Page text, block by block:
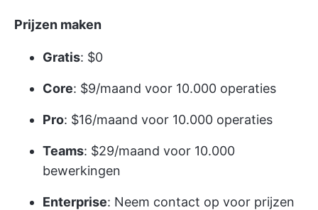
Prijzen maken
Gratis: $0
Core: $9/maand voor 10.000 operaties
Pro: $16/maand voor 10.000 operaties
Teams: $29/maand voor 10.000
bewerkingen
Enterprise: Neem contact op voor prijzen